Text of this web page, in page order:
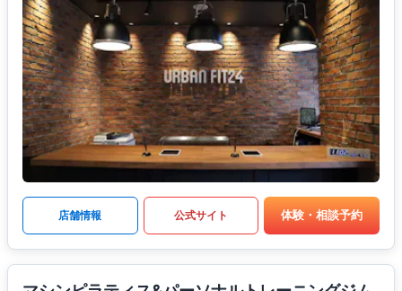
店舗情報 公式サイト 体験・相談予約